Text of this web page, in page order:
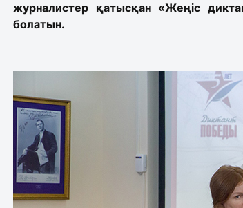
журналистер қатысқан «Жеңіс
болатын.